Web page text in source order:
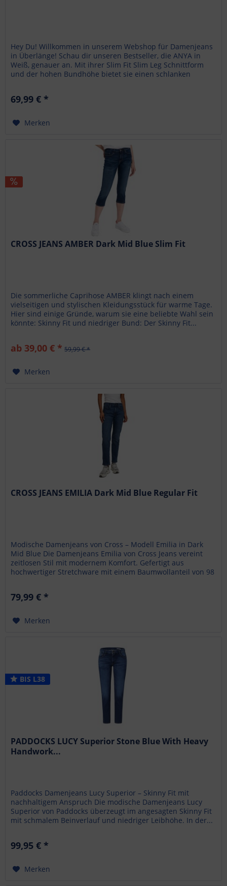
Hey Du! Willkommen in unserem Webshop für Damenjeans
in Überlänge! Schau dir unseren Bestseller, die ANYA in
Weiß, genauer an. Mit ihrer Slim Fit Slim Leg Schnittform
und der hohen Bundhöhe bietet sie einen schlanken
69,99 € *
Merken
CROSS JEANS AMBER Dark Mid Blue Slim Fit
Die sommerliche Caprihose AMBER klingt nach einem
vielseitigen und stylischen Kleidungsstück für warme Tage.
Hier sind einige Gründe, warum sie eine beliebte Wahl sein
könnte: Skinny Fit und niedriger Bund: Der Skinny Fit...
ab 39,00 € * 59,99 € *
Merken
CROSS JEANS EMILIA Dark Mid Blue Regular Fit
Modische Damenjeans von Cross – Modell Emilia in Dark
Mid Blue Die Damenjeans Emilia von Cross Jeans vereint
zeitlosen Stil mit modernem Komfort. Gefertigt aus
hochwertiger Stretchware mit einem Baumwollanteil von 98
79,99 € *
Merken
BIS L38
PADDOCKS LUCY Superior Stone Blue With Heavy
Handwork...
Paddocks Damenjeans Lucy Superior – Skinny Fit mit
nachhaltigem Anspruch Die modische Damenjeans Lucy
Superior von Paddocks überzeugt im angesagten Skinny Fit
mit schmalem Beinverlauf und niedriger Leibhöhe. In der...
99,95 € *
Merken